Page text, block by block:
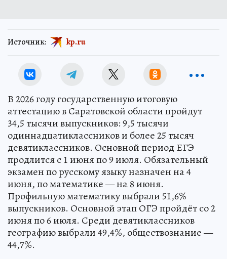
Источник: kp.ru
В 2026 году государственную итоговую
аттестацию в Саратовской области пройдут
34,5 тысячи выпускников: 9,5 тысячи
одиннадцатиклассников и более 25 тысяч
девятиклассников. Основной период ЕГЭ
продлится с 1 июня по 9 июля. Обязательный
экзамен по русскому языку назначен на 4
июня, по математике — на 8 июня.
Профильную математику выбрали 51,6%
выпускников. Основной этап ОГЭ пройдёт со 2
июня по 6 июля. Среди девятиклассников
географию выбрали 49,4%, обществознание —
44,7%.